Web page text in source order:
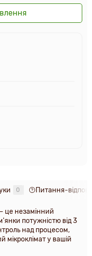
0 Питання-
це незамінний
потужністю від 3
над процесом,
мікроклімат у вашій